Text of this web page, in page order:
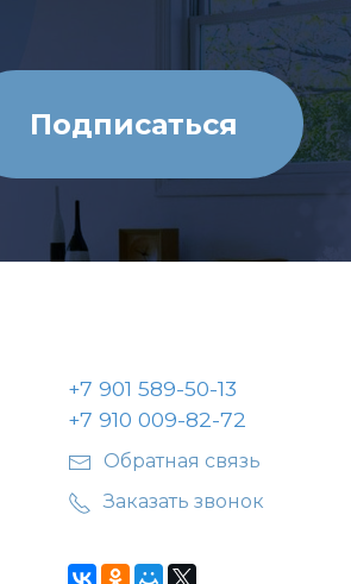
+7 901 589-50-13
+7 910 009-82-72
Обратная связь
Заказать звонок